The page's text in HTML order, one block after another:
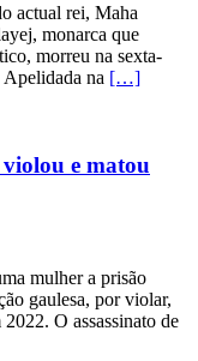
actual rei, Maha
monarca que
morreu na sexta-
na […]
e matou
mulher a prisão
gaulesa, por violar,
O assassinato de